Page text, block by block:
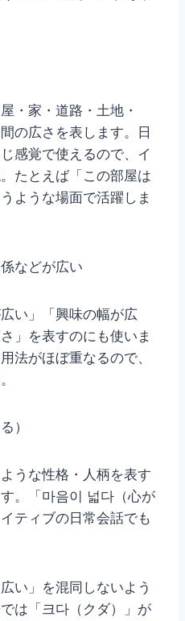
・家・道路・土地・
の広さを表します。日
感覚で使えるので、イ
たとえば「この部屋は
ような場面で活躍しま
などが広い
い」「興味の幅が広
」を表すのにも使いま
法がほぼ重なるので、
）
うな性格・人柄を表す
。「마음이 넓다（心が
ティブの日常会話でも
い」を混同しないよう
は「크다（クダ）」が